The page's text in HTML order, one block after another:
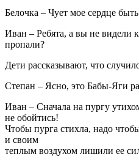
Белочка – Чует мое сердце
Иван – Ребята, а вы не видели
пропали?
Дети рассказывают, что
Степан – Ясно, это Бабы-Яги
Иван – Сначала на пургу
не обойтись!
Чтобы пурга стихла, надо
и своим
теплым воздухом лишили ее